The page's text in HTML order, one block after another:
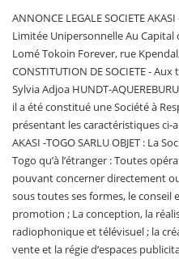
ANNONCE LEGALE SOCIETE
Limitée Unipersonnelle Au Capital
Lomé Tokoin Forever, rue
CONSTITUTION DE SOCIETE -
Sylvia Adjoa HUNDT-
il a été constitué une Société à
présentant les caractéristiques ci-
AKASI -TOGO SARLU OBJET : La
Togo qu’à l’étranger : Toutes
pouvant concerner directement
sous toutes ses formes, le
promotion ; La conception, la
radiophonique et télévisuel ; la
vente et la régie d’espaces